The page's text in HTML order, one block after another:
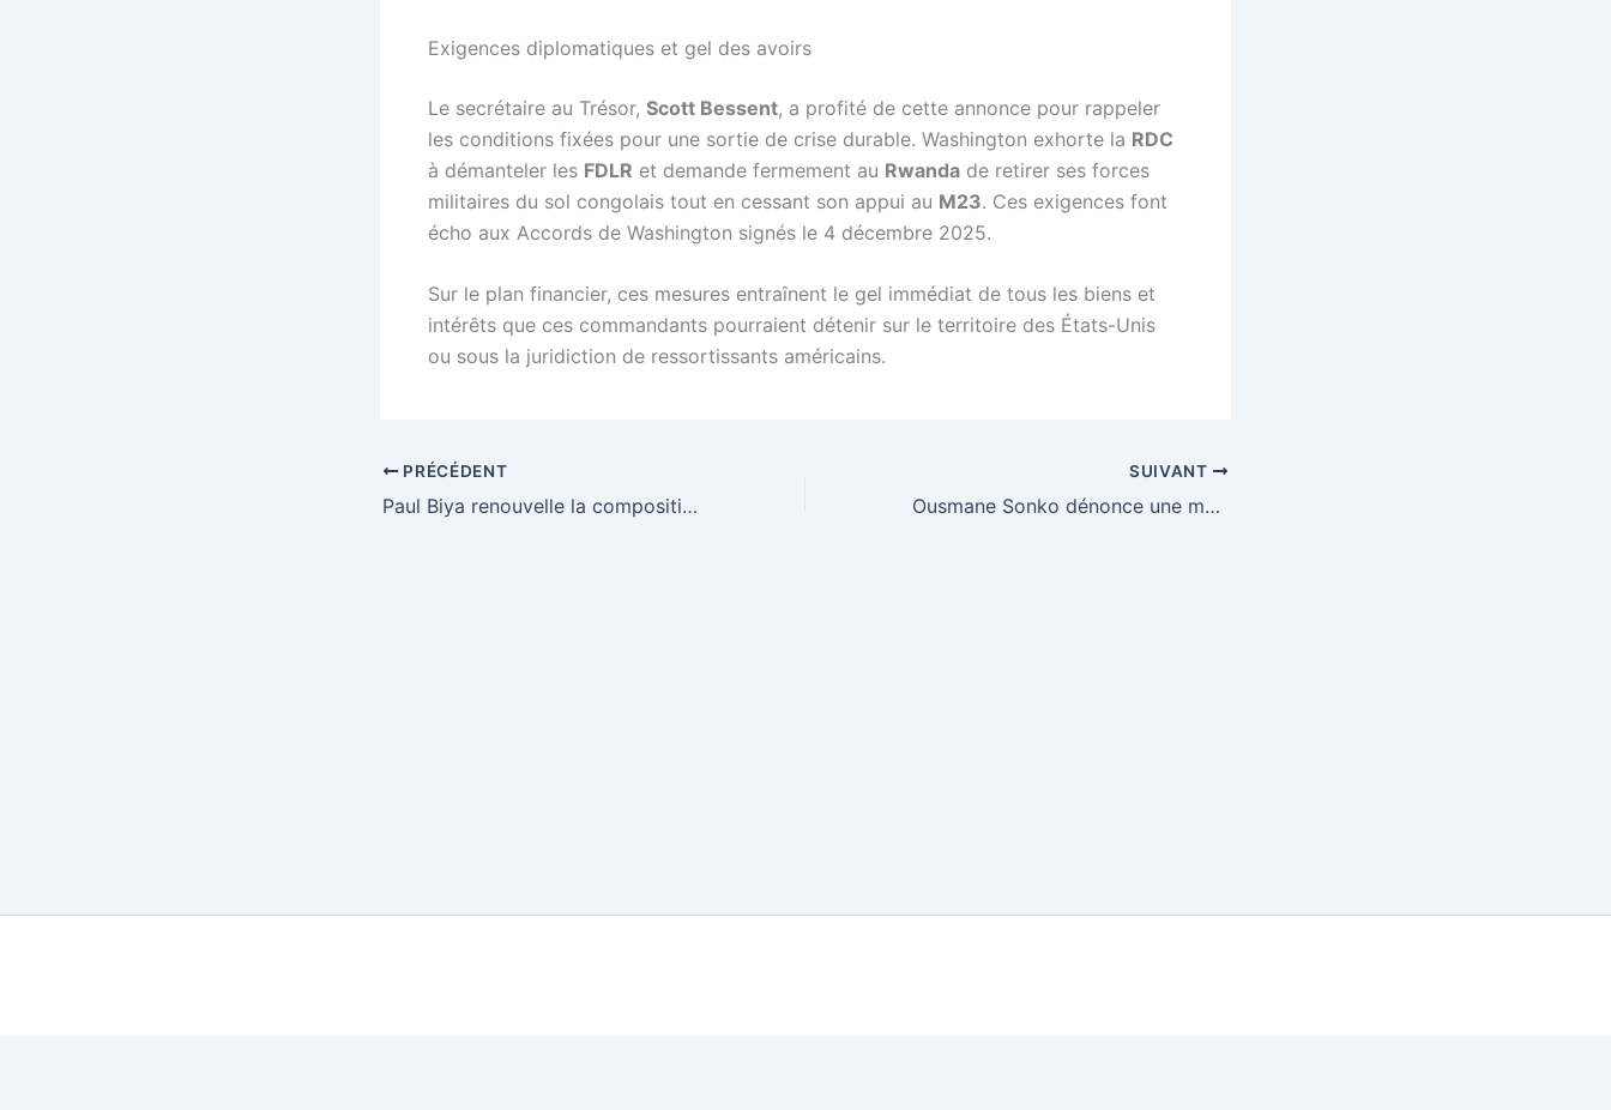
Exigences diplomatiques et gel des avoirs
Le secrétaire au Trésor, Scott Bessent, a profité de cette annonce pour rappeler
les conditions fixées pour une sortie de crise durable. Washington exhorte la RDC
à démanteler les FDLR et demande fermement au Rwanda de retirer ses forces
militaires du sol congolais tout en cessant son appui au M23. Ces exigences font
écho aux Accords de Washington signés le 4 décembre 2025.
Sur le plan financier, ces mesures entraînent le gel immédiat de tous les biens et
intérêts que ces commandants pourraient détenir sur le territoire des États-Unis
ou sous la juridiction de ressortissants américains.
PRÉCÉDENT
Paul Biya renouvelle la composition du Conseil supérieur de la magistrature au Cameroun
SUIVANT
Ousmane Sonko dénonce une manœuvre politique suite au recours de l’opposition